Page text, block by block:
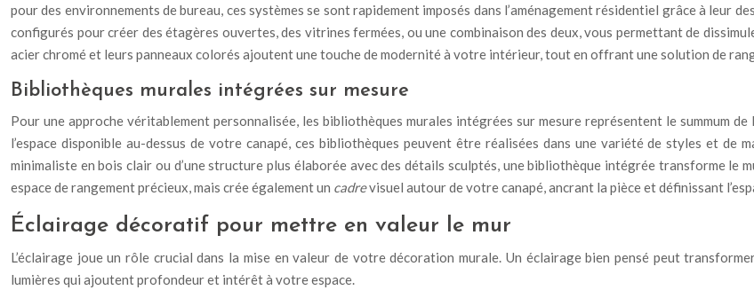
pour des environnements de bureau, ces systèmes se sont rapidement imposés dans l’aménagement résidentiel grâce à leur
configurés pour créer des étagères ouvertes, des vitrines fermées, ou une combinaison des deux, vous permettant de
acier chromé et leurs panneaux colorés ajoutent une touche de modernité à votre intérieur, tout en offrant une solution de
Bibliothèques murales intégrées sur mesure
Pour une approche véritablement personnalisée, les bibliothèques murales intégrées sur mesure représentent le summum
l’espace disponible au-dessus de votre canapé, ces bibliothèques peuvent être réalisées dans une variété de styles et de
minimaliste en bois clair ou d’une structure plus élaborée avec des détails sculptés, une bibliothèque intégrée transforme
espace de rangement précieux, mais crée également un cadrevisuel autour de votre canapé, ancrant la pièce et définissant
Éclairage décoratif pour mettre en valeur le mur
L’éclairage joue un rôle crucial dans la mise en valeur de votre décoration murale. Un éclairage bien pensé peut
lumières qui ajoutent profondeur et intérêt à votre espace.